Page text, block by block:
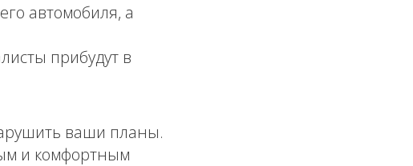
автомобиля, а
прибудут в
ваши планы.
и комфортным